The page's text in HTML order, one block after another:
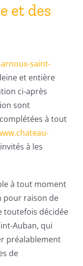
et des
saint-
et entière
ci-après
sont
à tout
à les
à tout moment
pour raison de
toutefois décidée
Auban, qui
préalablement
de